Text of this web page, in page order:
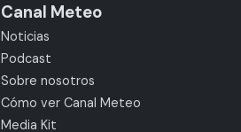
Canal Meteo
Noticias
Podcast
Sobre nosotros
Cómo ver Canal Meteo
Media Kit